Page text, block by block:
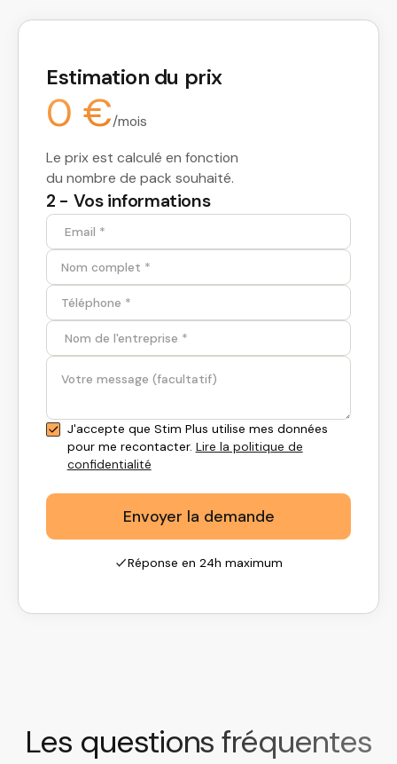
Estimation du prix
0 €/mois
Le prix est calculé en fonction
du nombre de pack souhaité.
2 - Vos informations
J'accepte que Stim Plus utilise mes données
pour me recontacter. Lire la politique de
confidentialité
Réponse en 24h maximum
Les questions fréquentes